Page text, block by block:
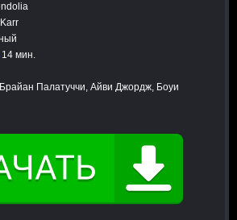
14 мин.
Палатуччи, Айви Джордж, Боуи